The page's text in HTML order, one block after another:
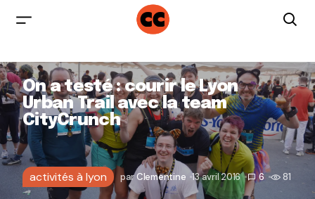
On a testé : courir le Lyon
Urban Trail avec la team
CityCrunch
activités à lyon parClementine 13 avril 2016 6 81